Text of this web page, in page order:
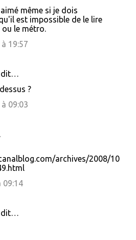
même si je dois
est impossible de le lire
le métro.
19:57
dit…
?
09:03
archives/2008/10
09:14
dit…